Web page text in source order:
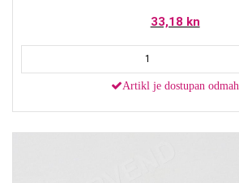
33,18 kn
Artikl je dostupan odmah